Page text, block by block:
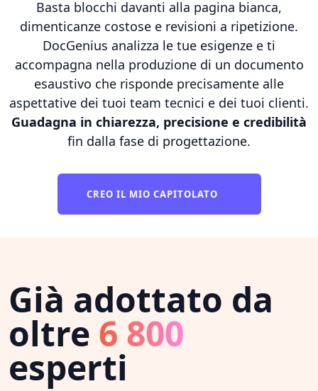
Basta blocchi davanti alla pagina bianca,
dimenticanze costose e revisioni a ripetizione.
DocGenius analizza le tue esigenze e ti
accompagna nella produzione di un documento
esaustivo che risponde precisamente alle
aspettative dei tuoi team tecnici e dei tuoi clienti.
Guadagna in chiarezza, precisione e credibilità
fin dalla fase di progettazione.
CREO IL MIO CAPITOLATO
Già adottato da
oltre 6 800
esperti